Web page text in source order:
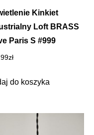
Kinkiet
Loft BRASS
Paris S #999
zł
do koszyka